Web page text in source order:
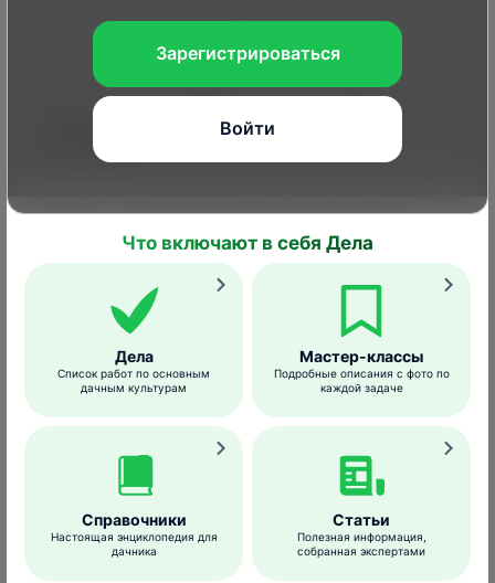
Признаки появления и условия
развития
яблоки и груши кажутся
созревшими раньше времени. На них
заметны черные точки, в разрезе видны
ходы. Часто плоды опадают вместе с
гусеницами.
Зарегистрироваться
Войти
Что включают в себя Дела
Дела
Список работ по основным
дачным культурам
Мастер-классы
Подробные описания с фото по
каждой задаче
Справочники
Настоящая энциклопедия для
дачника
Статьи
Полезная информация,
собранная экспертами